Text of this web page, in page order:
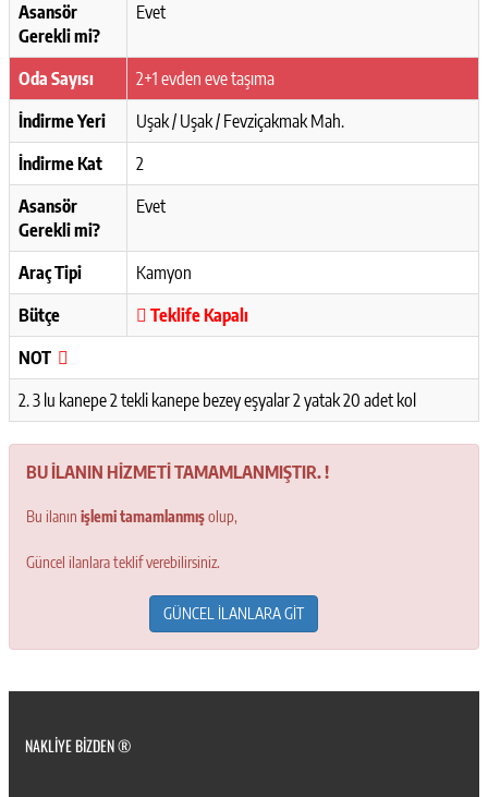
Asansör
Gerekli mi?
Evet
Oda Sayısı
2+1 evden eve taşıma
İndirme Yeri
Uşak / Uşak / Fevziçakmak Mah.
İndirme Kat
2
Asansör
Gerekli mi?
Evet
Araç Tipi
Kamyon
Bütçe
Teklife Kapalı
NOT
2. 3 lu kanepe 2 tekli kanepe bezey eşyalar 2 yatak 20 adet kol
BU İLANIN HİZMETİ TAMAMLANMIŞTIR. !
Bu ilanın işlemi tamamlanmışolup,
Güncel ilanlara teklif verebilirsiniz.
GÜNCEL İLANLARA GİT
NAKLIYE BIZDEN ®